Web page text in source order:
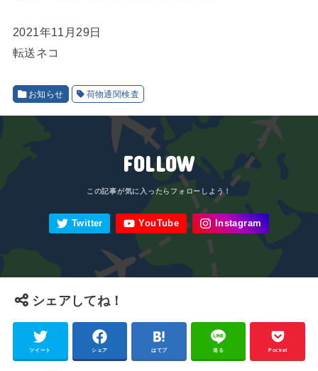
2021年11月29日
転送ネコ
お知らせ 荷物通関検査
FOLLOW
シェアしてね！
ツイート シェア はてブ 送る Pocket